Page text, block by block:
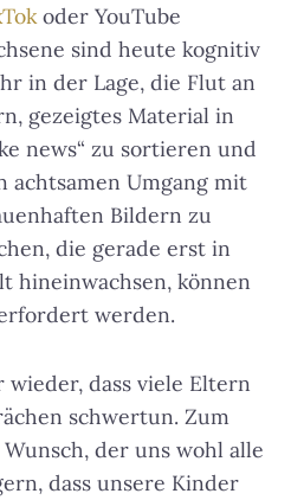
oder YouTube
sind heute kognitiv
in der Lage, die Flut an
gezeigtes Material in
news“ zu sortieren und
achtsamen Umgang mit
Bildern zu
die gerade erst in
hineinwachsen, können
werden.
dass viele Eltern
schwertun. Zum
der uns wohl alle
dass unsere Kinder